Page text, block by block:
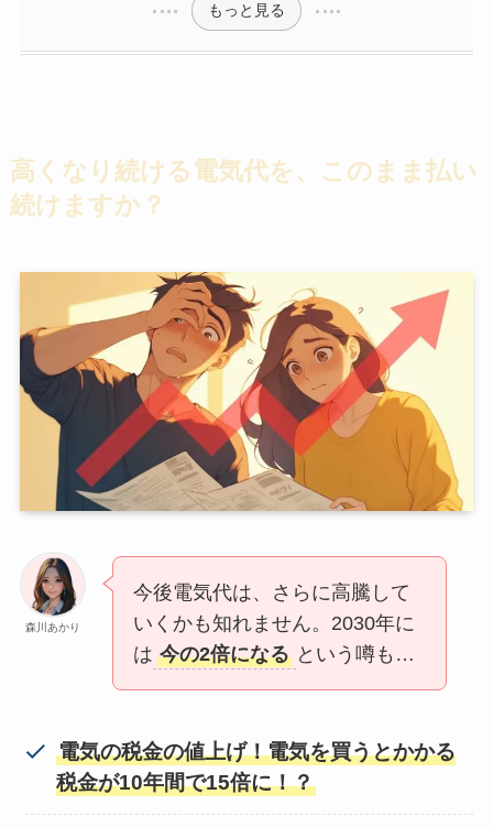
もっと見る
高くなり続ける電気代を、このまま払い
続けますか？
森川あかり
今後電気代は、さらに高騰して
いくかも知れません。2030年に
は 今の2倍になる という噂も…
電気の税金の値上げ！電気を買うとかかる
税金が10年間で15倍に！？